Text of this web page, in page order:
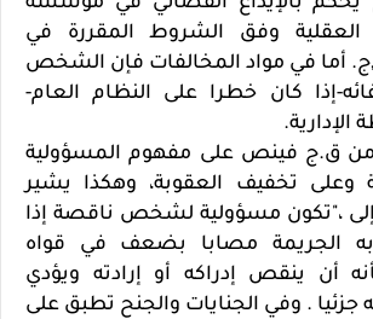
العقلية وفق الشروط المقررة في
من ق,ج. أما في مواد المخالفات فإن الشخص
إذا كان خطرا على النظام العام-
أما الفصل 135 من ق.ج فينص على مفهوم المسؤولية
وعلى تخفيف العقوبة، وهكذا يشير
،"تكون مسؤولية لشخص ناقصة إذا
الجريمة مصابا بضعف في قواه
أن ينقص إدراكه أو إرادته ويؤدي
. وفي الجنايات والجنح تطبق على